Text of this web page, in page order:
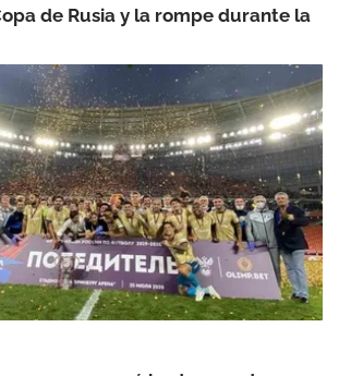
de Rusia y la rompe durante la